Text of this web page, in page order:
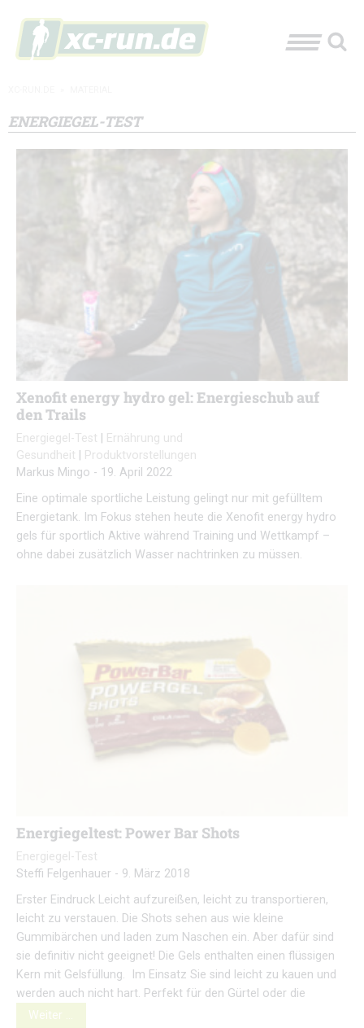
ENERGIEGEL-TEST
Xenofit energy hydro gel: Energieschub auf
den Trails
Energiegel-Test
Ernährung und
Gesundheit
Produktvorstellungen
Markus Mingo - 19. April 2022
Eine optimale sportliche Leistung gelingt nur mit gefülltem
Energietank. Im Fokus stehen heute die Xenofit energy hydro
gels für sportlich Aktive während Training und Wettkampf –
ohne dabei zusätzlich Wasser nachtrinken zu müssen.
Energiegeltest: Power Bar Shots
Energiegel-Test
Steffi Felgenhauer - 9. März 2018
Erster Eindruck Leicht aufzureißen, leicht zu transportieren,
leicht zu verstauen. Die Shots sehen aus wie kleine
Gummibärchen und laden zum Naschen ein. Aber dafür sind
sie definitiv nicht geeignet! Die Gels enthalten einen flüssigen
Kern mit Gelsfüllung. Im Einsatz Sie sind leicht zu kauen und
werden auch nicht hart. Perfekt für den Gürtel oder die
Weiter …